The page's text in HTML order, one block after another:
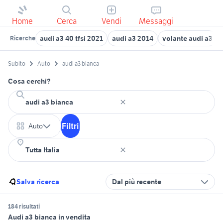
Home Cerca Vendi Messaggi
Ricerche audi a3 40 tfsi 2021 audi a3 2014 volante audi a3
Subito Auto audi a3 bianca
Cosa cerchi?
Auto Filtri
Salva ricerca Dal più recente
184 risultati
Audi a3 bianca in vendita